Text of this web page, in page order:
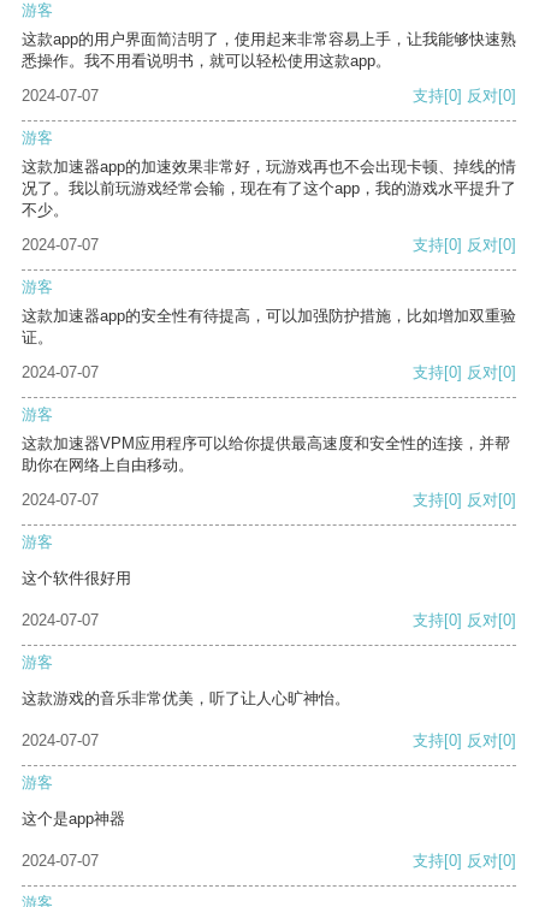
游客
这款app的用户界面简洁明了，使用起来非常容易上手，让我能够快速熟
悉操作。我不用看说明书，就可以轻松使用这款app。
2024-07-07
支持[0] 反对[0]
游客
这款加速器app的加速效果非常好，玩游戏再也不会出现卡顿、掉线的情
况了。我以前玩游戏经常会输，现在有了这个app，我的游戏水平提升了
不少。
2024-07-07
支持[0] 反对[0]
游客
这款加速器app的安全性有待提高，可以加强防护措施，比如增加双重验
证。
2024-07-07
支持[0] 反对[0]
游客
这款加速器VPM应用程序可以给你提供最高速度和安全性的连接，并帮
助你在网络上自由移动。
2024-07-07
支持[0] 反对[0]
游客
这个软件很好用
2024-07-07 支持[0] 反对[0]
游客
这款游戏的音乐非常优美，听了让人心旷神怡。
2024-07-07 支持[0] 反对[0]
游客
这个是app神器
2024-07-07 支持[0] 反对[0]
游客